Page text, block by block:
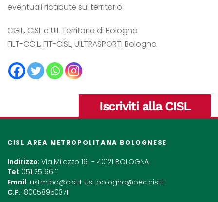
eventuali ricadute sul territorio.
CGIL, CISL e UIL Territorio di Bologna
FILT-CGIL, FIT-CISL, UILTRASPORTI Bologna
Iscriviti alla CISL
CISL AREA METROPOLITANA BOLOGNESE
Indirizzo: Via Milazzo 16 - 40121 BOLOGNA
Tel: 051 25 66 11
Email: ustm.bo@cisl.it ust.bologna@pec.cisl.it
C.F.: 80058950371